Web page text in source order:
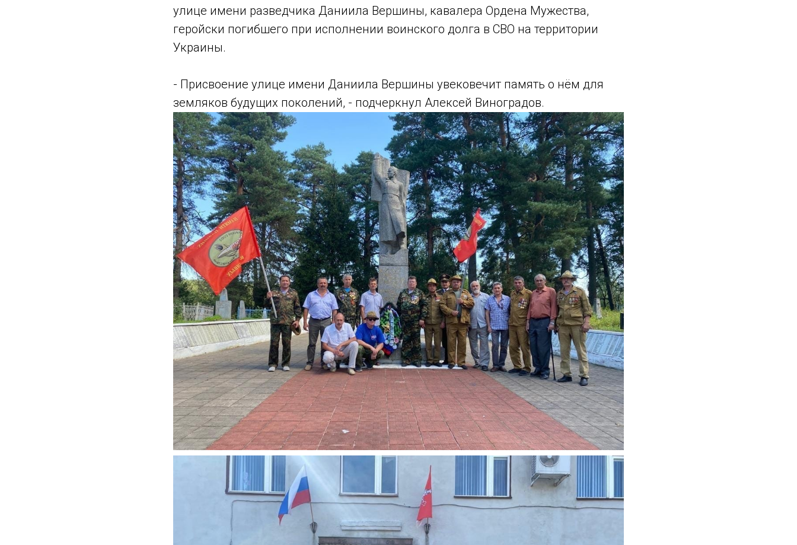
улице имени разведчика Даниила Вершины, кавалера Ордена Мужества,
геройски погибшего при исполнении воинского долга в СВО на территории
Украины.
- Присвоение улице имени Даниила Вершины увековечит память о нём для
земляков будущих поколений, - подчеркнул Алексей Виноградов.